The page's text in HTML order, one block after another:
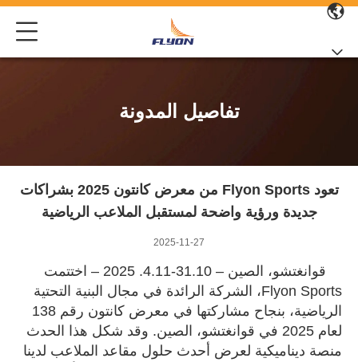
تفاصيل المدونة
تعود Flyon Sports من معرض كانتون 2025 بشراكات
جديدة ورؤية واضحة لمستقبل الملاعب الرياضية
2025-11-27
قوانغتشو، الصين – 31.10-4.11. 2025 – اختتمت
Flyon Sports، الشركة الرائدة في مجال البنية التحتية
الرياضية، بنجاح مشاركتها في معرض كانتون رقم 138
لعام 2025 في قوانغتشو، الصين. وقد شكل هذا الحدث
منصة ديناميكية لعرض أحدث حلول مقاعد الملاعب لدينا